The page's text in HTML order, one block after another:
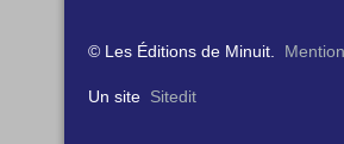
© Les Éditions de Minuit.
Un site Sitedit